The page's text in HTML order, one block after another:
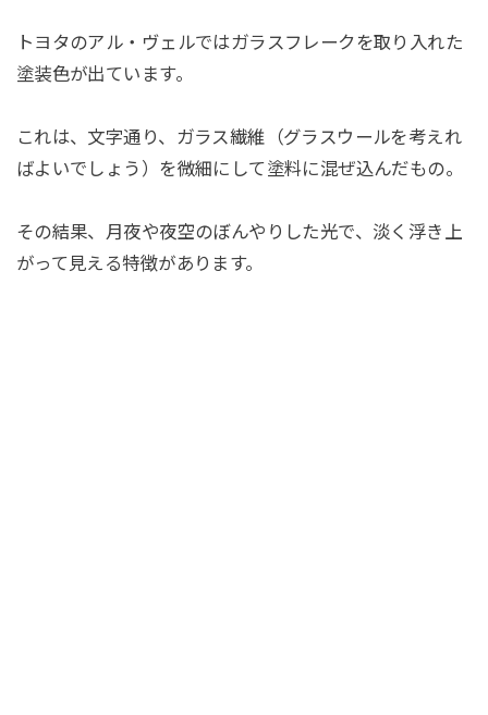
トヨタのアル・ヴェルではガラスフレークを取り入れた
塗装色が出ています。
これは、文字通り、ガラス繊維（グラスウールを考えれ
ばよいでしょう）を微細にして塗料に混ぜ込んだもの。
その結果、月夜や夜空のぼんやりした光で、淡く浮き上
がって見える特徴があります。